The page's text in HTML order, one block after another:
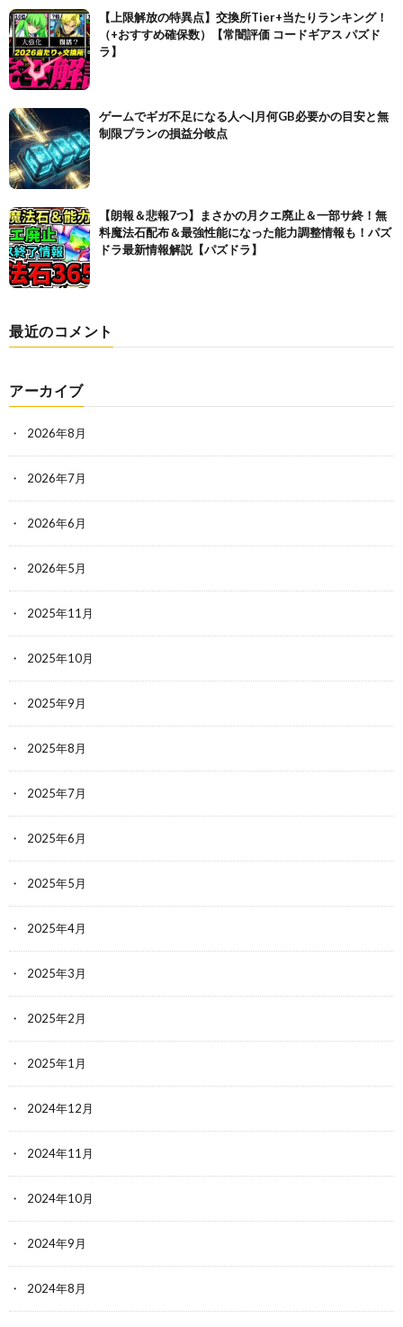
【上限解放の特異点】交換所Tier+当たりランキング！
（+おすすめ確保数）【常闇評価 コードギアス パズド
ラ】
ゲームでギガ不足になる人へ|月何GB必要かの目安と無
制限プランの損益分岐点
【朗報＆悲報7つ】まさかの月クエ廃止＆一部サ終！無
料魔法石配布＆最強性能になった能力調整情報も！パズ
ドラ最新情報解説【パズドラ】
最近のコメント
アーカイブ
2026年8月
2026年7月
2026年6月
2026年5月
2025年11月
2025年10月
2025年9月
2025年8月
2025年7月
2025年6月
2025年5月
2025年4月
2025年3月
2025年2月
2025年1月
2024年12月
2024年11月
2024年10月
2024年9月
2024年8月